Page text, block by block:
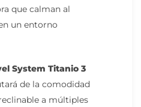
que calman al
un entorno
System Titanio 3
de la comodidad
a múltiples